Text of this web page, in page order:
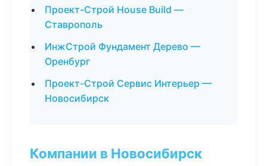
Проект-Строй House Build —
Ставрополь
ИнжСтрой Фундамент Дерево —
Оренбург
Проект-Строй Сервис Интерьер —
Новосибирск
Компании в Новосибирск